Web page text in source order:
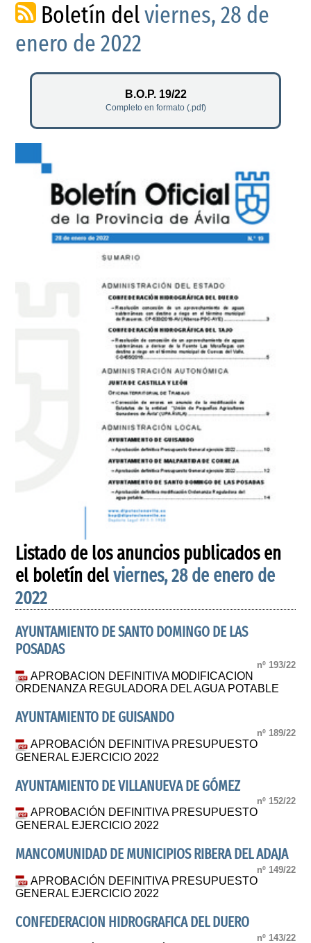
Boletín delviernes, 28 de
enero de 2022
B.O.P. 19/22
Completo en formato (.pdf)
Listado de los anuncios publicados en
el boletín delviernes, 28 de enero de
2022
AYUNTAMIENTO DE SANTO DOMINGO DE LAS
POSADAS
nº 193/22
APROBACION DEFINITIVA MODIFICACION
ORDENANZA REGULADORA DEL AGUA POTABLE
AYUNTAMIENTO DE GUISANDO
nº 189/22
APROBACIÓN DEFINITIVA PRESUPUESTO
GENERAL EJERCICIO 2022
AYUNTAMIENTO DE VILLANUEVA DE GÓMEZ
nº 152/22
APROBACIÓN DEFINITIVA PRESUPUESTO
GENERAL EJERCICIO 2022
MANCOMUNIDAD DE MUNICIPIOS RIBERA DEL ADAJA
nº 149/22
APROBACIÓN DEFINITIVA PRESUPUESTO
GENERAL EJERCICIO 2022
CONFEDERACION HIDROGRAFICA DEL DUERO
nº 143/22